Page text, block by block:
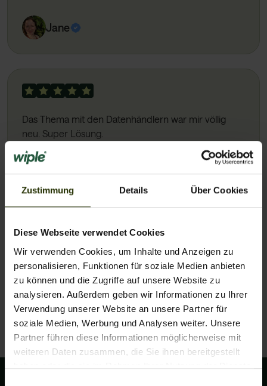
Zustimmung Details Über Cookies
Diese Webseite verwendet Cookies
Wir verwenden Cookies, um Inhalte und Anzeigen zu
personalisieren, Funktionen für soziale Medien anbieten
zu können und die Zugriffe auf unsere Website zu
analysieren. Außerdem geben wir Informationen zu Ihrer
Verwendung unserer Website an unsere Partner für
soziale Medien, Werbung und Analysen weiter. Unsere
Partner führen diese Informationen möglicherweise mit
weiteren Daten zusammen, die Sie ihnen bereitgestellt
haben oder die sie im Rahmen Ihrer Nutzung der Dienste
Jane
Das Thema mit den Datenhändlern war mir völlig
neu. Super Lösung.
Ich kannte bisher diesen Service nicht. Ich lösche
jetzt regelmäßig alte Firmen.
Elke
Alle anzeigen